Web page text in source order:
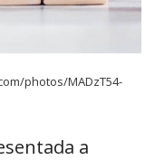
photos/MADzT54-
a